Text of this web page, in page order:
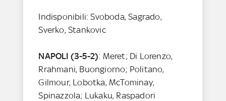
Indisponibili: Svoboda, Sagrado,
Sverko, Stankovic
NAPOLI (3-5-2): Meret; Di Lorenzo,
Rrahmani, Buongiorno; Politano,
Gilmour, Lobotka, McTominay,
Spinazzola; Lukaku, Raspadori